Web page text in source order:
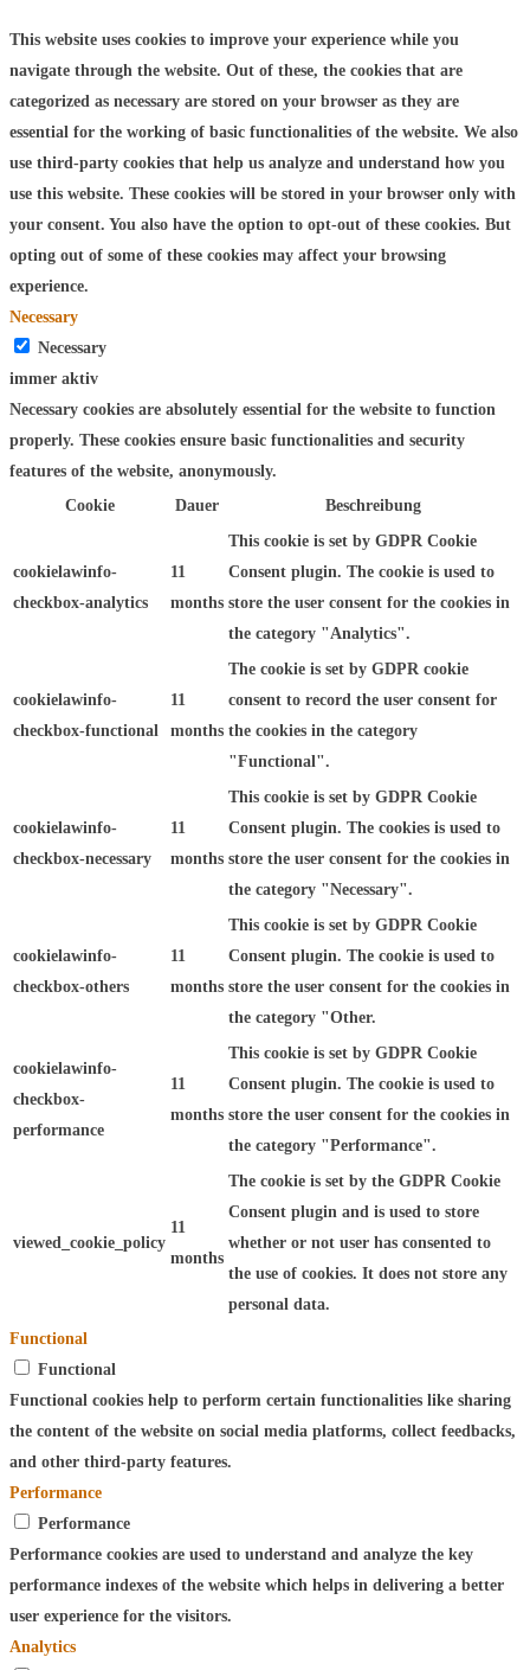
This website uses cookies to improve your experience while you
navigate through the website. Out of these, the cookies that are
categorized as necessary are stored on your browser as they are
essential for the working of basic functionalities of the website. We also
use third-party cookies that help us analyze and understand how you
use this website. These cookies will be stored in your browser only with
your consent. You also have the option to opt-out of these cookies. But
opting out of some of these cookies may affect your browsing
experience.
Necessary
Necessary
immer aktiv
Necessary cookies are absolutely essential for the website to function
properly. These cookies ensure basic functionalities and security
features of the website, anonymously.
Cookie
Dauer Beschreibung
cookielawinfo-
checkbox-analytics
11
months
This cookie is set by GDPR Cookie
Consent plugin. The cookie is used to
store the user consent for the cookies in
the category "Analytics".
cookielawinfo-
checkbox-functional
11
months
The cookie is set by GDPR cookie
consent to record the user consent for
the cookies in the category
"Functional".
cookielawinfo-
checkbox-necessary
11
months
This cookie is set by GDPR Cookie
Consent plugin. The cookies is used to
store the user consent for the cookies in
the category "Necessary".
cookielawinfo-
checkbox-others
11
months
This cookie is set by GDPR Cookie
Consent plugin. The cookie is used to
store the user consent for the cookies in
the category "Other.
cookielawinfo-
checkbox-
performance
11
months
This cookie is set by GDPR Cookie
Consent plugin. The cookie is used to
store the user consent for the cookies in
the category "Performance".
viewed_cookie_policy
11
months
The cookie is set by the GDPR Cookie
Consent plugin and is used to store
whether or not user has consented to
the use of cookies. It does not store any
personal data.
Functional
Functional
Functional cookies help to perform certain functionalities like sharing
the content of the website on social media platforms, collect feedbacks,
and other third-party features.
Performance
Performance
Performance cookies are used to understand and analyze the key
performance indexes of the website which helps in delivering a better
user experience for the visitors.
Analytics